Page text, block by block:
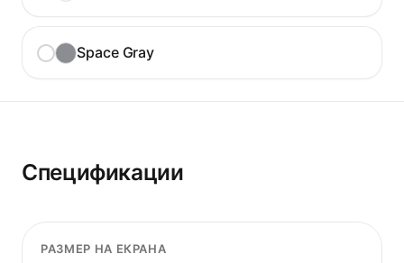
Space Gray
Спецификации
РАЗМЕР НА ЕКРАНА